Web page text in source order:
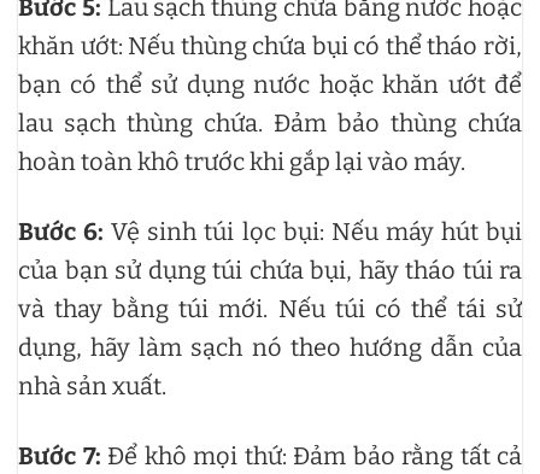
Bước 5: Lau sạch thùng chứa bằng nước hoặc
khăn ướt: Nếu thùng chứa bụi có thể tháo rời,
bạn có thể sử dụng nước hoặc khăn ướt để
lau sạch thùng chứa. Đảm bảo thùng chứa
hoàn toàn khô trước khi gắp lại vào máy.
Bước 6:Vệ sinh túi lọc bụi: Nếu máy hút bụi
của bạn sử dụng túi chứa bụi, hãy tháo túi ra
và thay bằng túi mới. Nếu túi có thể tái sử
dụng, hãy làm sạch nó theo hướng dẫn của
nhà sản xuất.
Bước 7: Để khô mọi thứ: Đảm bảo rằng tất cả